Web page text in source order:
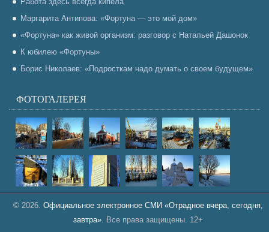
Маргарита Антипова: «Фортуна — это мой дом»
«Фортуна» как живой организм: разговор с Натальей Дашонок
К юбилею «Фортуны»
Борис Николаев: «Подросткам надо думать о своем будущем»
ФОТОГАЛЕРЕЯ
© 2026. Официальное электронное СМИ «Отрадное вчера, сегодня,
завтра». Все права защищены. 12+